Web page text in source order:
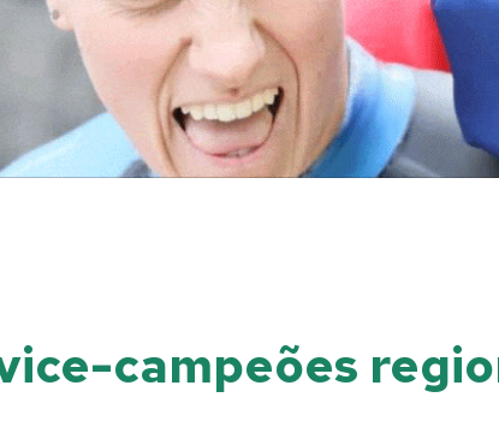
campeões